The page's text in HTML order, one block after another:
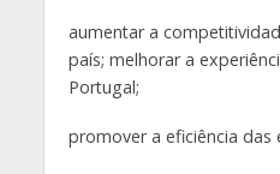
aumentar a
país; melhorar a
Portugal;
promover a eficiência das